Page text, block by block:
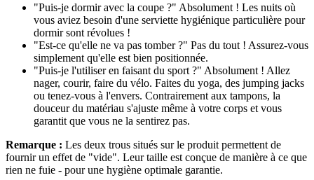
"Puis-je dormir avec la coupe ?" Absolument ! Les nuits où
vous aviez besoin d'une serviette hygiénique particulière pour
dormir sont révolues !
"Est-ce qu'elle ne va pas tomber ?" Pas du tout ! Assurez-vous
simplement qu'elle est bien positionnée.
"Puis-je l'utiliser en faisant du sport ?" Absolument ! Allez
nager, courir, faire du vélo. Faites du yoga, des jumping jacks
ou tenez-vous à l'envers. Contrairement aux tampons, la
douceur du matériau s'ajuste même à votre corps et vous
garantit que vous ne la sentirez pas.
Remarque : Les deux trous situés sur le produit permettent de
fournir un effet de "vide". Leur taille est conçue de manière à ce que
rien ne fuie - pour une hygiène optimale garantie.